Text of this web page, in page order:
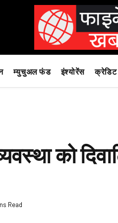
म्युचुअल फंड इंश्योरेंस क्रेडिट
को
Read